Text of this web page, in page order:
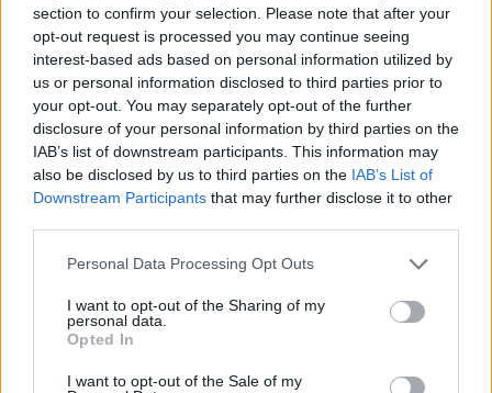
section to confirm your selection. Please note that after your
opt-out request is processed you may continue seeing
interest-based ads based on personal information utilized by
us or personal information disclosed to third parties prior to
your opt-out. You may separately opt-out of the further
disclosure of your personal information by third parties on the
IAB’s list of downstream participants. This information may
also be disclosed by us to third parties on the IAB’s List of
Downstream Participants that may further disclose it to other
Personal Data Processing Opt Outs
I want to opt-out of the Sharing of my
personal data.
Opted In
I want to opt-out of the Sale of my
Chanteurs : Visions Of Atlantis
Albums : Wanderers
Paroles + Traduction Téléchargement
Vidéos
Commentaires
Pour prolonger le plaisir musical :
Vous aimez chanter, apprenez la guitare chez